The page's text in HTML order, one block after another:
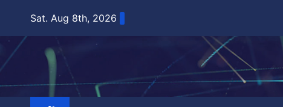
content
Sat. Aug 8th, 2026